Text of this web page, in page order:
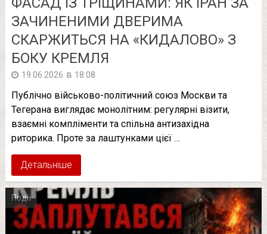
ЗАЧИНЕНИМИ ДВЕРИМА
СКАРЖИТЬСЯ НА «КИДАЛОВО» З
БОКУ КРЕМЛЯ
19.06.2026 в 18:08
Публічно військово-політичний союз Москви та
Тегерана виглядає монолітним: регулярні візити,
взаємні компліменти та спільна антизахідна
риторика. Проте за лаштунками цієї …
Детальніше
Події